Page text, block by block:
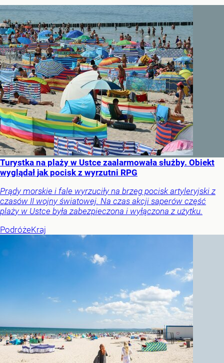
Turystka na plaży w Ustce zaalarmowała służby. Obiekt
wyglądał jak pocisk z wyrzutni RPG
Prądy morskie i fale wyrzuciły na brzeg pocisk artyleryjski z
czasów II wojny światowej. Na czas akcji saperów część
plaży w Ustce była zabezpieczona i wyłączona z użytku.
PodróżeKraj